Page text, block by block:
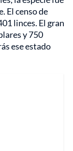
El censo de
linces. El gran
y 750
ese estado